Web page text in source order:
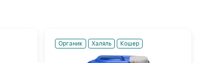
Органик Халяль Кошер